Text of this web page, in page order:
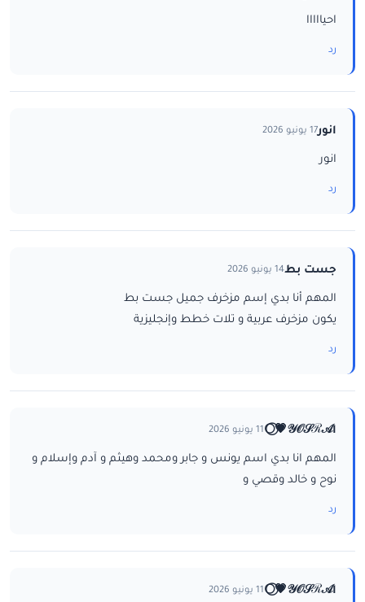
احيااااا
رد
انور17 يونيو 2026
انور
رد
جست بط14 يونيو 2026
المهم أنا بدي إسم مزخرف جميل جست بط
يكون مزخرف عربية و تلات خطط وإنجليزية
رد
ا𝒴𝒪𝒮ℛ𝒜💗⃝🌕 11 يونيو 2026
المهم انا بدي اسم يونس و جابر ومحمد وهيثم و آدم وإسلام و
نوح و خالد وقصي و
رد
ا𝒴𝒪𝒮ℛ𝒜💗⃝🌕 11 يونيو 2026